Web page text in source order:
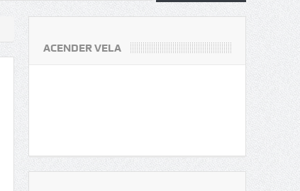
ACENDER VELA